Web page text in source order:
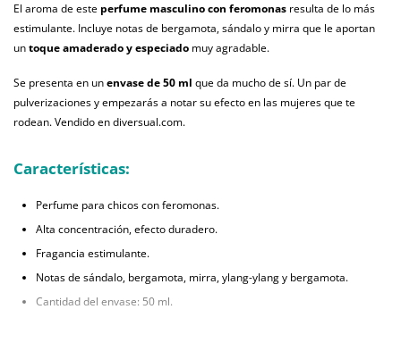
El aroma de este perfume masculino con feromonas resulta de lo más
estimulante. Incluye notas de bergamota, sándalo y mirra que le aportan
untoque amaderado y especiado muy agradable.
Se presenta en unenvase de 50 ml que da mucho de sí. Un par de
pulverizaciones y empezarás a notar su efecto en las mujeres que te
rodean. Vendido en diversual.com.
Características:
Perfume para chicos con feromonas.
Alta concentración, efecto duradero.
Fragancia estimulante.
Notas de sándalo, bergamota, mirra, ylang-ylang y bergamota.
Cantidad del envase: 50 ml.